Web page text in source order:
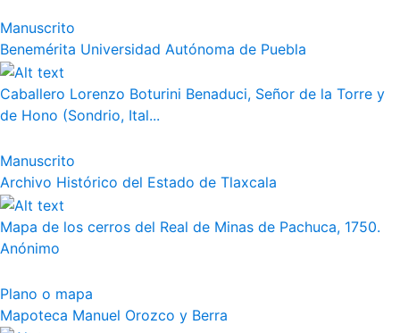
Manuscrito
Benemérita Universidad Autónoma de Puebla
Caballero Lorenzo Boturini Benaduci, Señor de la Torre y
de Hono (Sondrio, Ital...
Manuscrito
Archivo Histórico del Estado de Tlaxcala
Mapa de los cerros del Real de Minas de Pachuca, 1750.
Anónimo
Plano o mapa
Mapoteca Manuel Orozco y Berra